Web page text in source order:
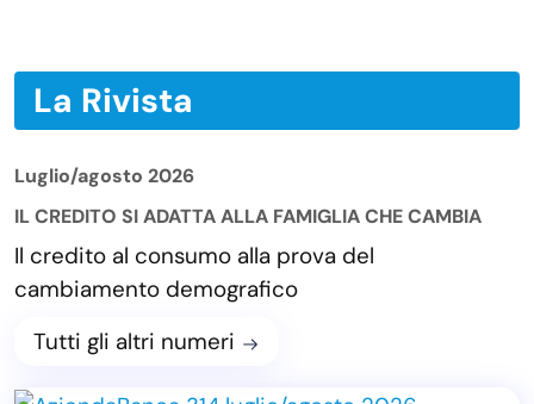
La Rivista
Luglio/agosto 2026
IL CREDITO SI ADATTA ALLA FAMIGLIA CHE CAMBIA
Il credito al consumo alla prova del
cambiamento demografico
Tutti gli altri numeri